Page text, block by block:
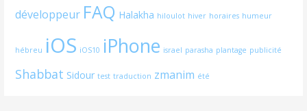
développeur FAQ Halakha hiloulot hiver horaires humeur
hébreu iOS iOS10 iPhone israel parasha plantage publicité
Shabbat Sidour test traduction zmanim été